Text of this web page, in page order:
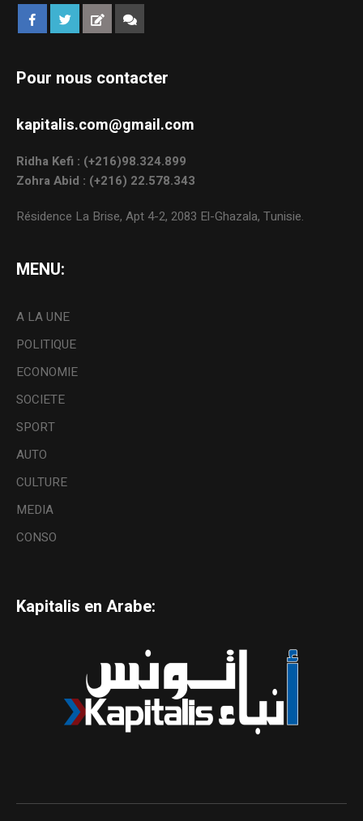
Pour nous contacter
kapitalis.com@gmail.com
Ridha Kefi : (+216)98.324.899
Zohra Abid : (+216) 22.578.343
Résidence La Brise, Apt 4-2, 2083 El-Ghazala, Tunisie.
MENU:
A LA UNE
POLITIQUE
ECONOMIE
SOCIETE
SPORT
AUTO
CULTURE
MEDIA
CONSO
Kapitalis en Arabe: